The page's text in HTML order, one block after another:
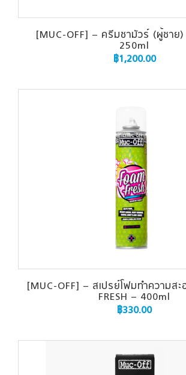
[MUC-OFF] – ครีมชามัวร์ (ผู้ชาย)
250ml
฿1,200.00
[MUC-OFF] – สเปรย์โฟมทำความส
FRESH – 400ml
฿330.00